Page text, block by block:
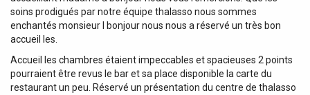
soins prodigués par notre équipe thalasso nous sommes
enchantés monsieur l bonjour nous nous a réservé un très bon
accueil les.
Accueil les chambres étaient impeccables et spacieuses 2 points
pourraient être revus le bar et sa place disponible la carte du
restaurant un peu. Réservé un présentation du centre de thalasso